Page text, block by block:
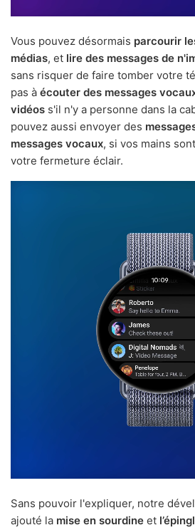
Vous pouvez désormais parcourir
médias, et lire des messages de
sans risquer de faire tomber votre
pas à écouter des messages
vidéos s'il n'y a personne dans la
pouvez aussi envoyer des
messages vocaux, si vos mains
votre fermeture éclair.
Sans pouvoir l'expliquer, notre
ajouté la mise en sourdine et